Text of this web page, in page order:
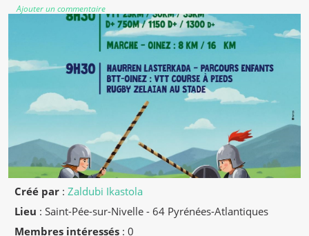
Ajouter un commentaire
Créé par :Zaldubi Ikastola
Lieu :Saint-Pée-sur-Nivelle - 64 Pyrénées-Atlantiques
Membres intéressés : 0